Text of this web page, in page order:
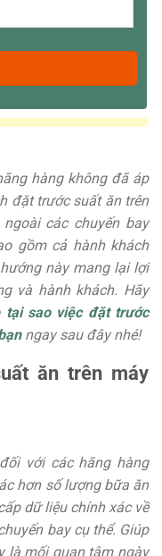
hàng không đã áp
đặt trước suất ăn trên
các chuyến bay
gồm cả hành khách
này mang lại lợi
và hành khách. Hãy
tại sao việc đặt trước
ngay sau đây nhé!
ăn trên máy
với các hãng hàng
hơn số lượng bữa ăn
dữ liệu chính xác về
bay cụ thể. Giúp
là mối quan tâm ngày